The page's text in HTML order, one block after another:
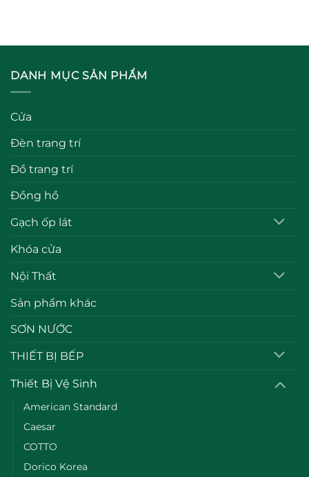
DANH MỤC SẢN PHẨM
Cửa
Đèn trang trí
Đồ trang trí
Đồng hồ
Gạch ốp lát
Khóa cửa
Nội Thất
Sản phẩm khác
SƠN NƯỚC
THIẾT BỊ BẾP
Thiết Bị Vệ Sinh
American Standard
Caesar
COTTO
Dorico Korea